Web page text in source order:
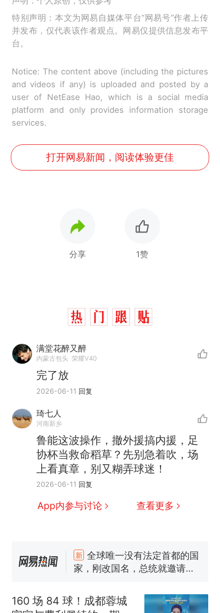
特别声明：本文为网易自媒体平台“网易号”作者上传
并发布，仅代表该作者观点。网易仅提供信息发布平
台。
Notice: The content above (including the pictures
and videos if any) is uploaded and posted by a
user of NetEase Hao, which is a social media
platform and only provides information storage
services.
打开网易新闻，阅读体验更佳
分享 1赞
满堂花醉又醉
内蒙古包头 荣耀V40
完了放
2026-06-11 回复
琦七人
河南新乡
鲁能这波操作，撤外援搞内援，足
协杯当救命稻草？先别急着吹，场
上看真章，别又糊弄球迷！
2026-06-11 回复
App内参与讨论 查看更多
热 十多万人报名的考试，成绩
家，刚改国名，总统就邀请中
国大使骑行绕了几乎整个国境
线一圈，还曾两次到中国寻根
搬家报价570元，搬到楼下交
5060元才肯搬上楼！女子傻眼
母瘫痪 轰-6J实力有多强？
160 场 84 球！成都蓉城